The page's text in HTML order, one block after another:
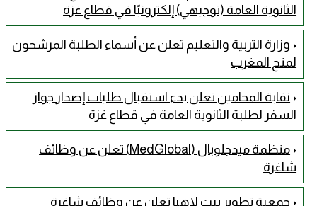
الثانوية العامة (توجيهي) إلكترونيًا في قطاع غزة
وزارة التربية والتعليم تعلن عن أسماء الطلبة المرشحون
لمنح المغرب
نقابة المحامين تعلن بدء استقبال طلبات إصدار جواز
السفر لطلبة الثانوية العامة في قطاع غزة
منظمة ميدجلوبال (MedGlobal) تعلن عن وظائف
شاغرة
جمعية تطوير بيت لاهيا تعلن عن وظائف شاغرة